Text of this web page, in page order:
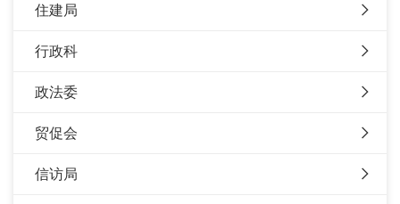
住建局
行政科
政法委
贸促会
信访局